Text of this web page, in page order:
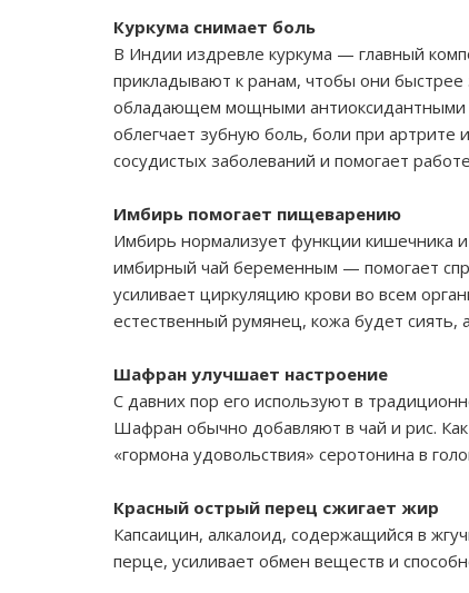
Куркума снимает боль
В Индии издревле куркума — главный
прикладывают к ранам, чтобы они
обладающем мощными антиоксидантными
облегчает зубную боль, боли при
сосудистых заболеваний и помогает
Имбирь помогает пищеварению
Имбирь нормализует функции кишечника
имбирный чай беременным — помогает
усиливает циркуляцию крови во всем
естественный румянец, кожа будет сиять,
Шафран улучшает настроение
С давних пор его используют в
Шафран обычно добавляют в чай и рис.
«гормона удовольствия» серотонина в
Красный острый перец сжигает жир
Капсаицин, алкалоид, содержащийся в
перце, усиливает обмен веществ и